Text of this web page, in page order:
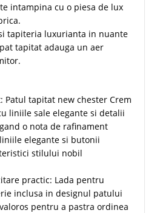
intampina cu o piesa de lux
tapiteria luxurianta in nuante
tapitat adauga un aer
Patul tapitat new chester Crem
liniile sale elegante si detalii
o nota de rafinament
elegante si butonii
stilului nobil
practic: Lada pentru
inclusa in designul patului
pentru a pastra ordinea